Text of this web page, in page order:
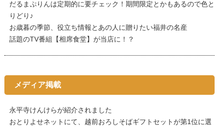
だるまぷりんは定期的に要チェック！期間限定とかもあるので色と
りどり♪
お歳暮の季節、役立ち情報とあの人に贈りたい福井の名産
話題のTV番組【相席食堂】が当店に！？
メディア掲載
永平寺けんけらが紹介されました
おとりよせネットにて、越前おろしそばギフトセットが第1位に選